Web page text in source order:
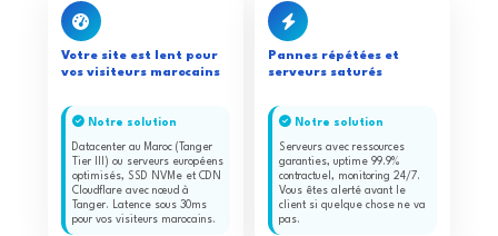
Votre site est lent pour
vos visiteurs marocains
Notre solution
Datacenter au Maroc (Tanger
Tier III) ou serveurs européens
optimisés, SSD NVMe et CDN
Cloudflare avec nœud à
Tanger. Latence sous 30ms
pour vos visiteurs marocains.
Pannes répétées et
serveurs saturés
Notre solution
Serveurs avec ressources
garanties, uptime 99.9%
contractuel, monitoring 24/7.
Vous êtes alerté avant le
client si quelque chose ne va
pas.